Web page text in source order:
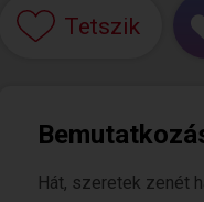
Tetszik
Hát, szeretek zenét